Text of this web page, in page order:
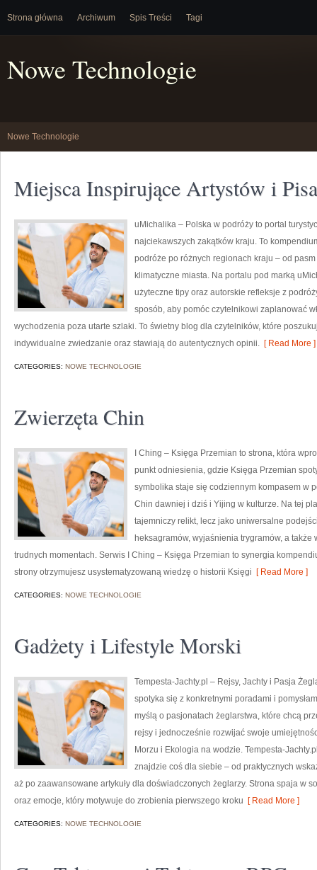
Strona główna Archiwum Spis Treści Tagi
Nowe Technologie
Nowe Technologie
Miejsca Inspirujące Artystów i
uMichalika – Polska w podróży to portal
najciekawszych zakątków kraju. To
podróże po różnych regionach kraju – od
klimatyczne miasta. Na portalu pod marką
użyteczne tipy oraz autorskie refleksje z
sposób, aby pomóc czytelnikowi zaplanować
wychodzenia poza utarte szlaki. To świetny blog dla czytelników, które
indywidualne zwiedzanie oraz stawiają do autentycznych opinii. [ Read More ]
CATEGORIES: NOWE TECHNOLOGIE
Zwierzęta Chin
I Ching – Księga Przemian to strona, która
punkt odniesienia, gdzie Księga Przemian
symbolika staje się codziennym kompasem w
Chin dawniej i dziś i Yijing w kulturze. Na tej
tajemniczy relikt, lecz jako uniwersalne
heksagramów, wyjaśnienia trygramów, a
trudnych momentach. Serwis I Ching – Księga Przemian to synergia
strony otrzymujesz usystematyzowaną wiedzę o historii Księgi [ Read More ]
CATEGORIES: NOWE TECHNOLOGIE
Gadżety i Lifestyle Morski
Tempesta-Jachty.pl – Rejsy, Jachty i Pasja
spotyka się z konkretnymi poradami i
myślą o pasjonatach żeglarstwa, które chcą
rejsy i jednocześnie rozwijać swoje
Morzu i Ekologia na wodzie. Tempesta-
znajdzie coś dla siebie – od praktycznych
aż po zaawansowane artykuły dla doświadczonych żeglarzy. Strona spaja w
oraz emocje, który motywuje do zrobienia pierwszego kroku [ Read More ]
CATEGORIES: NOWE TECHNOLOGIE